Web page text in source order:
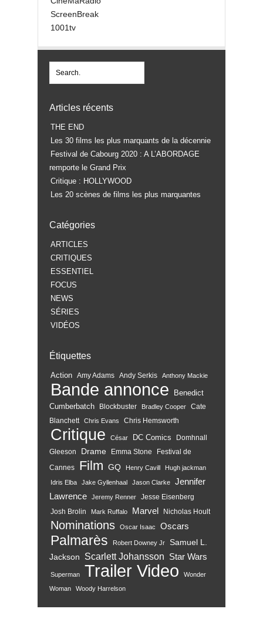
ScreenBreak
1001tv
Articles récents
THE END
Les 30 films les plus marquants de la décennie
Festival de Cabourg 2020 : A L’ABORDAGE
remporte le Grand Prix
Critique : HOLLYWOOD
Les 20 scènes de films les plus marquantes
Catégories
ARTICLES
CRITIQUES
ESSENTIEL
FOCUS
NEWS
SÉRIES
VIDÉOS
Étiquettes
Action Amy Adams Andy Serkis Anthony Mackie
Bande annonce
Benedict
Cumberbatch
Blockbuster Bradley Cooper
Cate
Blanchett
Chris Evans Chris Hemsworth
Critique César DC Comics
Domhnall
Gleeson
Drame Emma Stone
Festival de
Cannes
Film GQ Henry Cavill Hugh jackman
Idris Elba Jake Gyllenhaal Jason Clarke
Jennifer
Lawrence
Jeremy Renner
Jesse Eisenberg
Josh Brolin
Mark Ruffalo Marvel Nicholas Hoult
Nominations Oscar Isaac Oscars
Palmarès Robert Downey Jr
Samuel L.
Jackson
Scarlett Johansson Star Wars
Superman Trailer Video
Wonder
Woman
Woody Harrelson